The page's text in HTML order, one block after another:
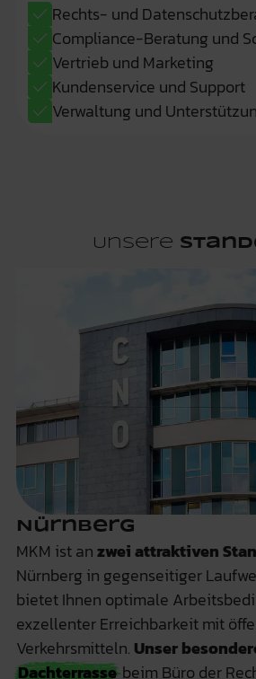
Rechts- und
Compliance-Beratung und
Vertrieb und Marketing
Kundenservice und Support
Verwaltung und
Unsere
Nürnberg
MKM ist anzwei attraktiven
Nürnberg in gegenseitiger
bietet Ihnen optimale
exzellenter Erreichbarkeit mit
Verkehrsmitteln. Unser
Dachterrassebeim Büro der